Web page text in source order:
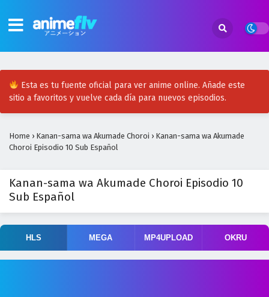
Esta es tu fuente oficial para ver anime online. Añade este
sitio a favoritos y vuelve cada día para nuevos episodios.
Home › Kanan-sama wa Akumade Choroi › Kanan-sama wa Akumade
Choroi Episodio 10 Sub Español
Kanan-sama wa Akumade Choroi Episodio 10
Sub Español
HLS MEGA MP4UPLOAD OKRU